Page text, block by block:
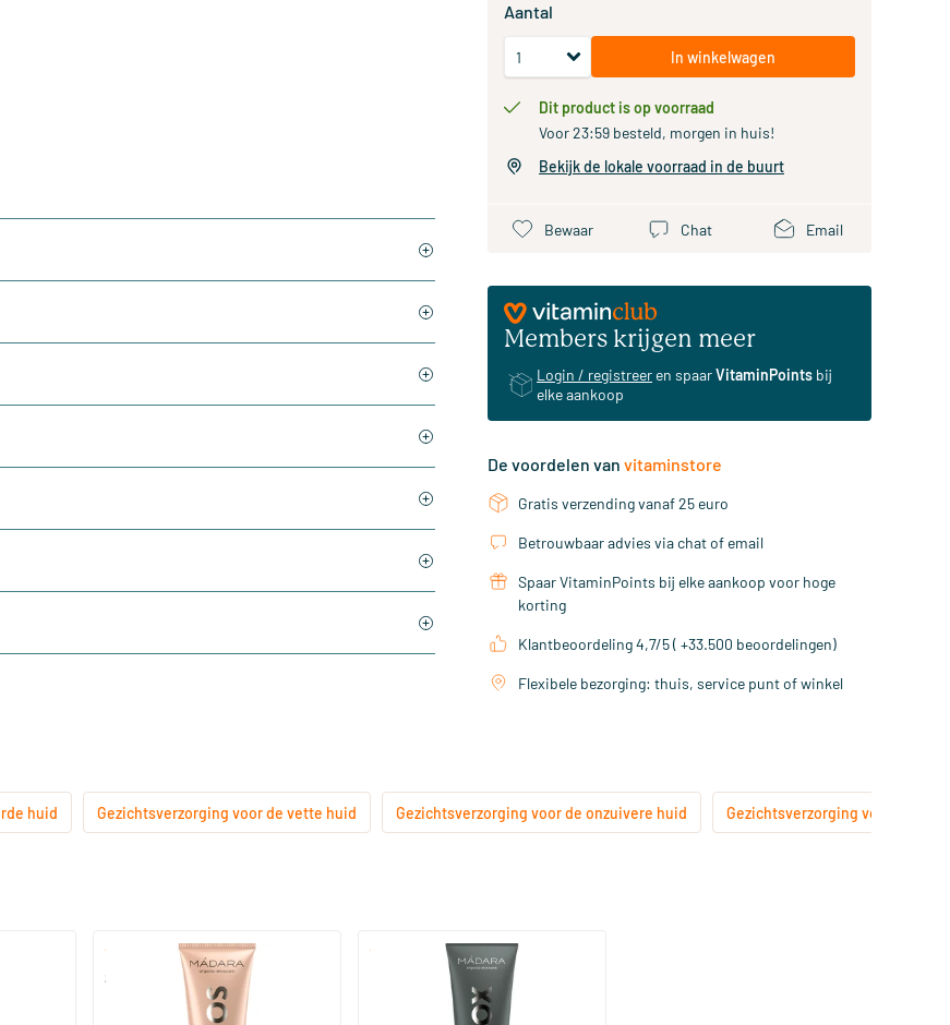
Aantal
In winkelwagen
Dit product is op voorraad
Voor 23:59 besteld, morgen in huis!
Bekijk de lokale voorraad in de buurt
Bewaar Chat Email
Members krijgen meer
Login / registreer en spaarVitaminPoints bij
elke aankoop
De voordelen van vitaminstore
Gratis verzending vanaf 25 euro
Betrouwbaar advies via chat of email
Spaar VitaminPoints bij elke aankoop voor hoge
korting
Klantbeoordeling 4,7/5 ( +33.500 beoordelingen)
Flexibele bezorging: thuis, service punt of winkel
huid Gezichtsverzorging voor de vette huid Gezichtsverzorging voor de onzuivere huid Gezichtsverzorging voor alle
(2)
SOS Eye Revive Hydra Cream &
(3)
Ultra Purifying Mud Mask